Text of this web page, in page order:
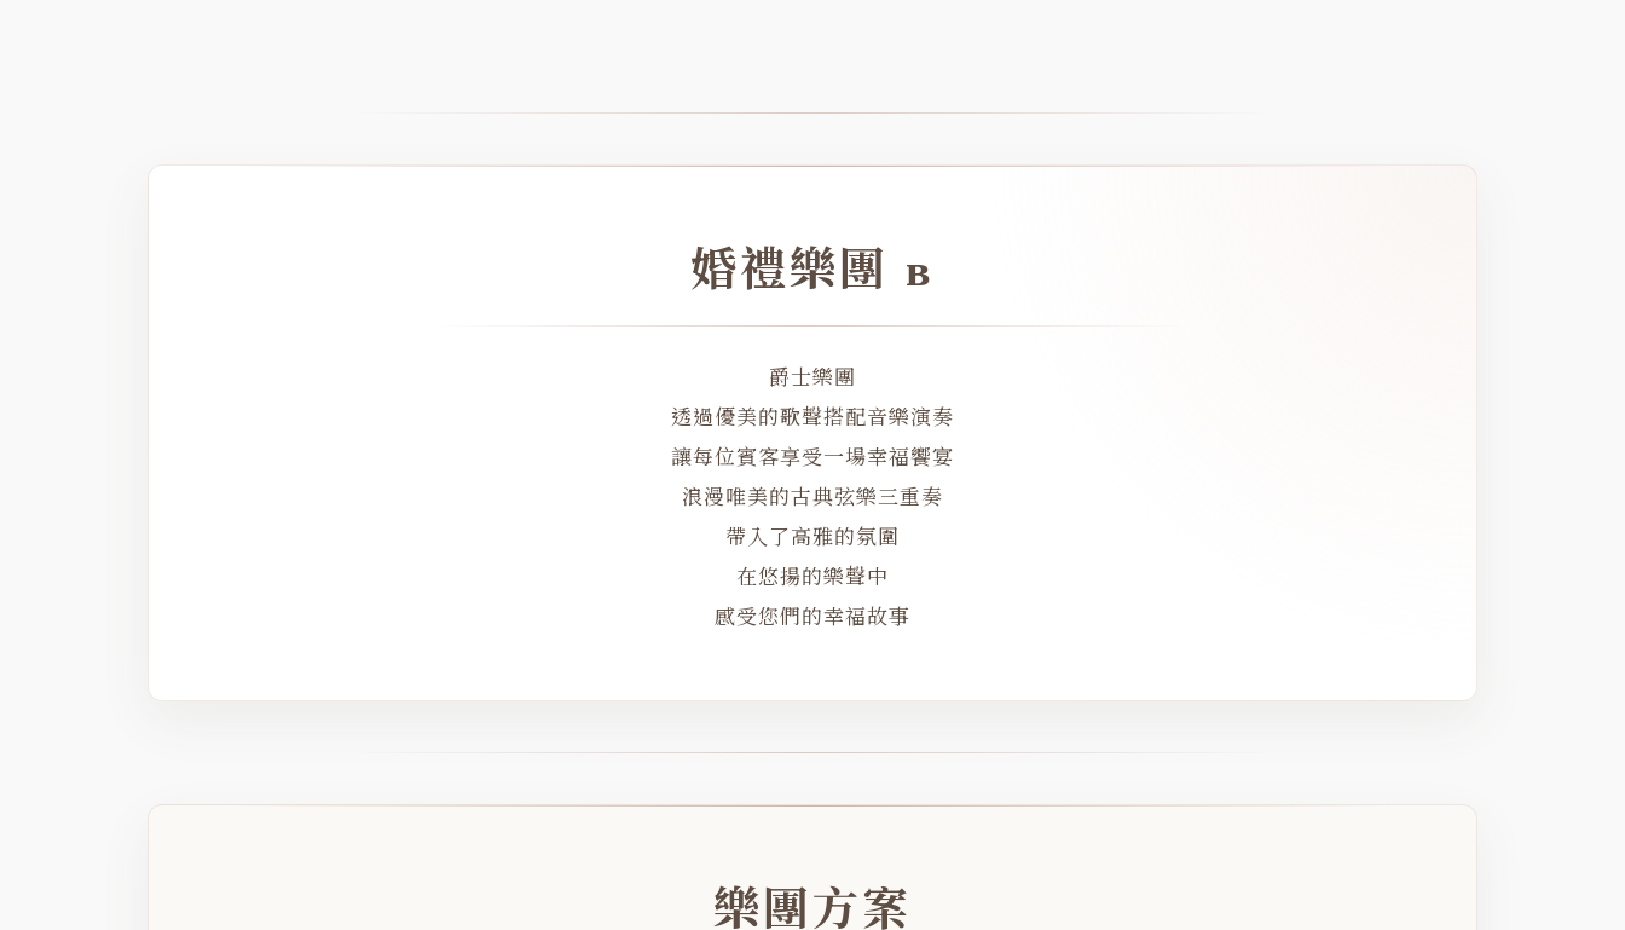
婚禮樂團 ʙ
爵士樂團
透過優美的歌聲搭配音樂演奏
讓每位賓客享受一場幸福饗宴
浪漫唯美的古典弦樂三重奏
帶入了高雅的氛圍
在悠揚的樂聲中
感受您們的幸福故事
樂團方案